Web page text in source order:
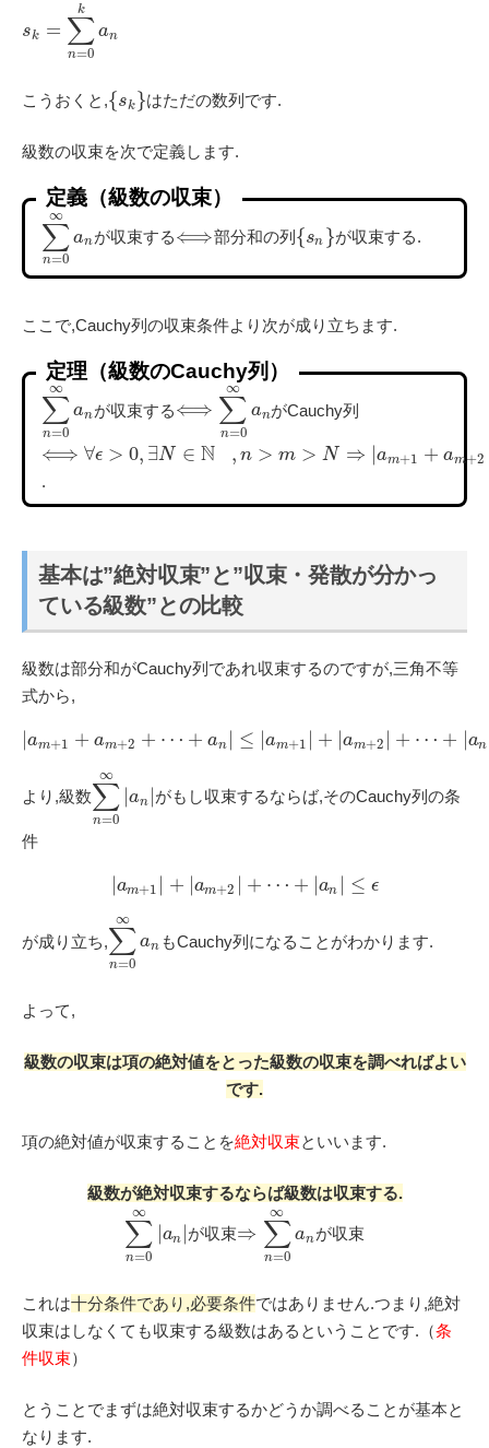
sk = ∑
n=0
k
an
こうおくと,{sk }はただの数列です.
級数の収束を次で定義します.
定義（級数の収束）
∑
n=0
∞
anが収束する⟺部分和の列 {sn }が収束する.
ここで,Cauchy列の収束条件より次が成り立ちます.
定理（級数のCauchy列）
∑
n=0
∞
anが収束する⟺ ∑
n=0
∞
anがCauchy列
⟺ ∀ϵ > 0, ∃N ∈ N , n > m > N ⇒ |am+1 + am+2
.
基本は”絶対収束”と”収束・発散が分かっ
ている級数”との比較
級数は部分和がCauchy列であれ収束するのですが,三角不等
式から,
am+1 + am+2 + ⋯ + an ≤ |am+1 + |am+2 + ⋯ + an
より,級数∑
n=0
∞
|an |がもし収束するならば,そのCauchy列の条
件
|am+1 | + |am+2 | + ⋯ + |an | ≤ ϵ
が成り立ち,∑
n=0
∞
an もCauchy列になることがわかります.
よって,
級数の収束は項の絶対値をとった級数の収束を調べればよい
です.
項の絶対値が収束することを絶対収束といいます.
級数が絶対収束するならば級数は収束する.
∑
n=0
∞
an が収束⇒ ∑
n=0
∞
anが収束
これは十分条件であり,必要条件ではありません.つまり,絶対
収束はしなくても収束する級数はあるということです.（条
件収束）
とうことでまずは絶対収束するかどうか調べることが基本と
なります.